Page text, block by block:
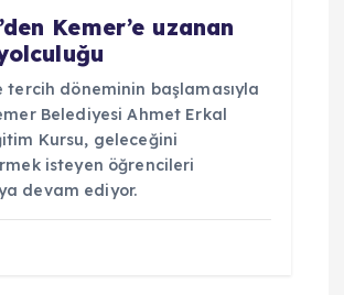
Kemer’e uzanan
tercih döneminin başlamasıyla
Belediyesi Ahmet Erkal
Kursu, geleceğini
isteyen öğrencileri
devam ediyor.